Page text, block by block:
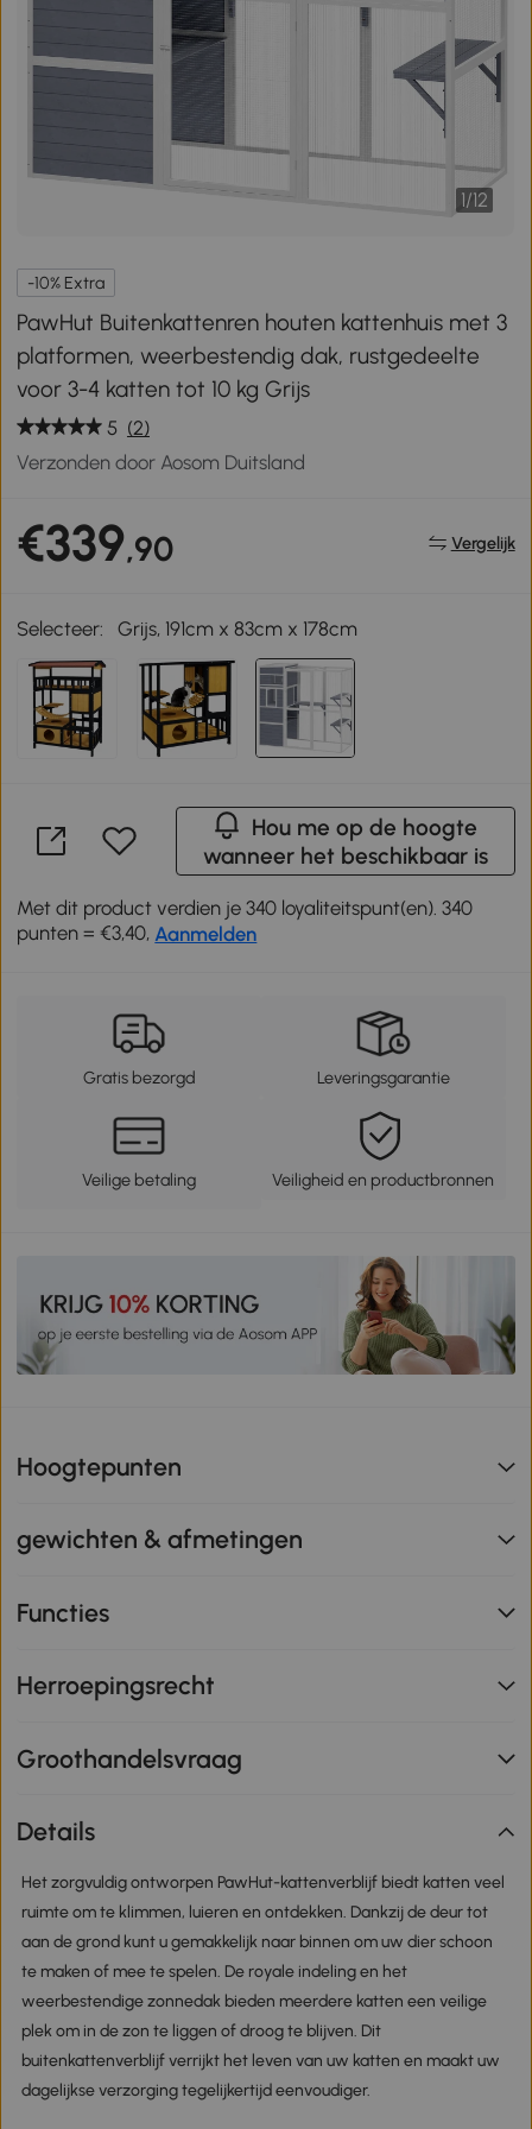
1/12
-10% Extra
PawHut Buitenkattenren houten kattenhuis met 3
platformen, weerbestendig dak, rustgedeelte
voor 3-4 katten tot 10 kg Grijs
5 (2)
Verzonden door Aosom Duitsland
€339,90 Vergelijk
Selecteer: Grijs, 191cm x 83cm x 178cm
Hou me op de hoogte
wanneer het beschikbaar is
Met dit product verdien je 340 loyaliteitspunt(en). 340
punten = €3,40, Aanmelden
Gratis bezorgd Leveringsgarantie
Veilige betaling Veiligheid en productbronnen
Hoogtepunten
gewichten & afmetingen
Functies
Herroepingsrecht
Groothandelsvraag
Details
Het zorgvuldig ontworpen PawHut-kattenverblijf biedt katten veel
ruimte om te klimmen, luieren en ontdekken. Dankzij de deur tot
aan de grond kunt u gemakkelijk naar binnen om uw dier schoon
te maken of mee te spelen. De royale indeling en het
weerbestendige zonnedak bieden meerdere katten een veilige
plek om in de zon te liggen of droog te blijven. Dit
buitenkattenverblijf verrijkt het leven van uw katten en maakt uw
dagelijkse verzorging tegelijkertijd eenvoudiger.